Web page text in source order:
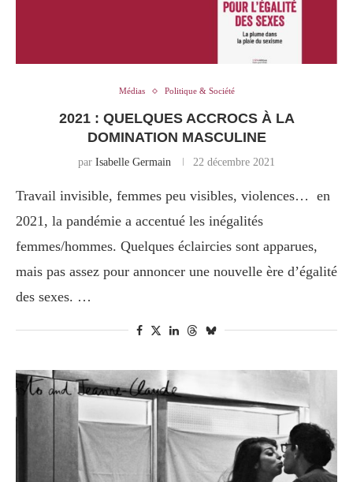
Médias Politique & Société
2021 : QUELQUES ACCROCS À LA
DOMINATION MASCULINE
par Isabelle Germain 22 décembre 2021
Travail invisible, femmes peu visibles, violences… en
2021, la pandémie a accentué les inégalités
femmes/hommes. Quelques éclaircies sont apparues,
mais pas assez pour annoncer une nouvelle ère d’égalité
des sexes. …